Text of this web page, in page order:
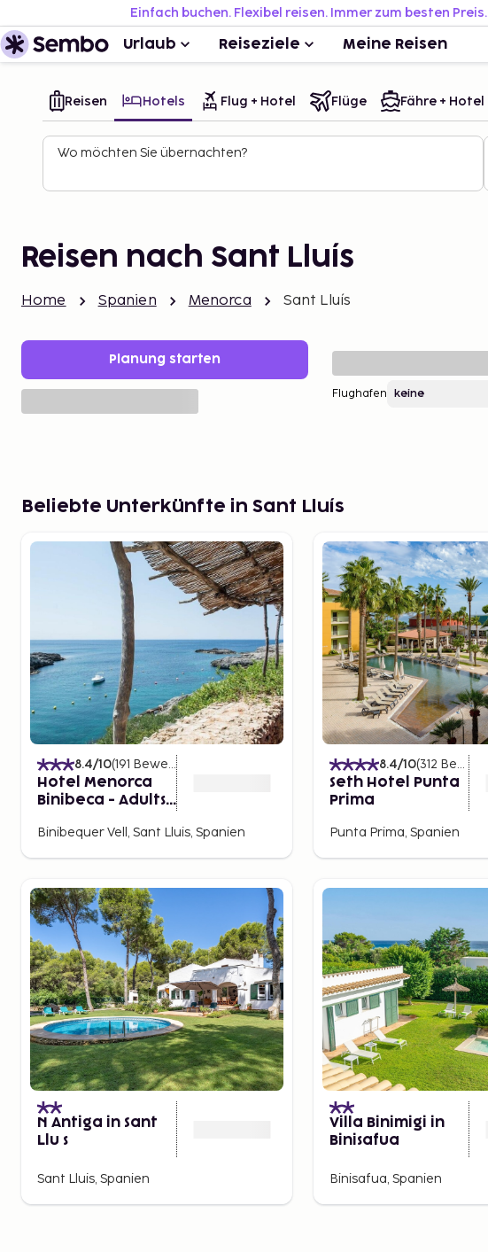
Einfach buchen. Flexibel reisen. Immer zum besten Preis.
Urlaub Reiseziele Meine Reisen
Reisen Hotels Flug + Hotel Flüge Fähre + Hotel
Wo möchten Sie übernachten?
Reisen nach Sant Lluís
Home Spanien Menorca Sant Lluís
Planung starten
Flughafen
Beliebte Unterkünfte in Sant Lluís
8.4/10(191 Bewertungen
Hotel Menorca
Binibeca - Adults
by Pierre &
Binibequer Vell, Sant Lluis, Spanien
8.4/10(312 Bewertungen
Seth Hotel Punta
Prima
Punta Prima, Spanien
N Antiga in Sant
Llu s
Sant Lluis, Spanien
Villa Binimigi in
Binisafua
Binisafua, Spanien